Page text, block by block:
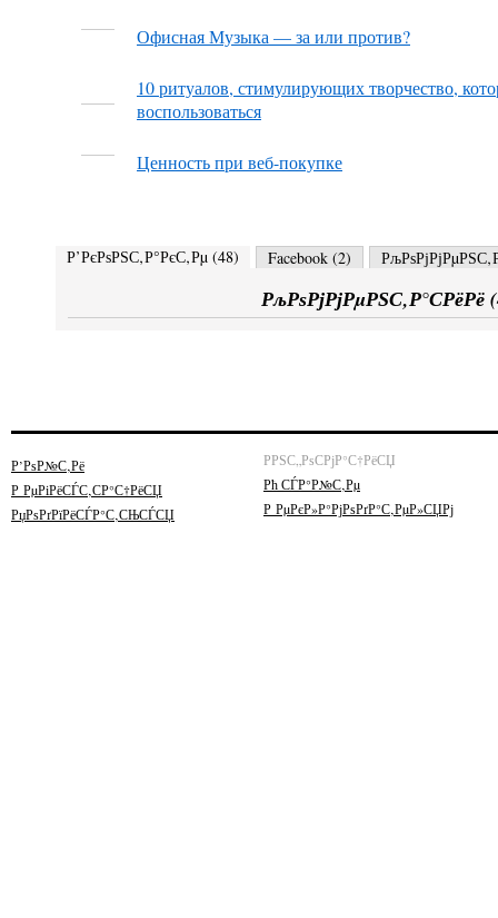
Офисная Музыка — за или против?
10 ритуалов, стимулирующих творчество,
воспользоваться
Ценность при веб-покупке
Р’РєРѕРЅС‚Р°РєС‚Рµ (48) Facebook (2)
РљРѕРјРјРµРЅС‚Р°СРёРё (
Р’РѕР№С‚Рё
Р РµРіРёСЃС‚СР°С†РёСЏ
РџРѕРґРїРёСЃР°С‚СЊСЃСЏ
РРЅС„РѕСРјР°С†РёСЏ
Рћ СЃР°Р№С‚Рµ
Р РµРєР»Р°РјРѕРґР°С‚РµР»СЏРј